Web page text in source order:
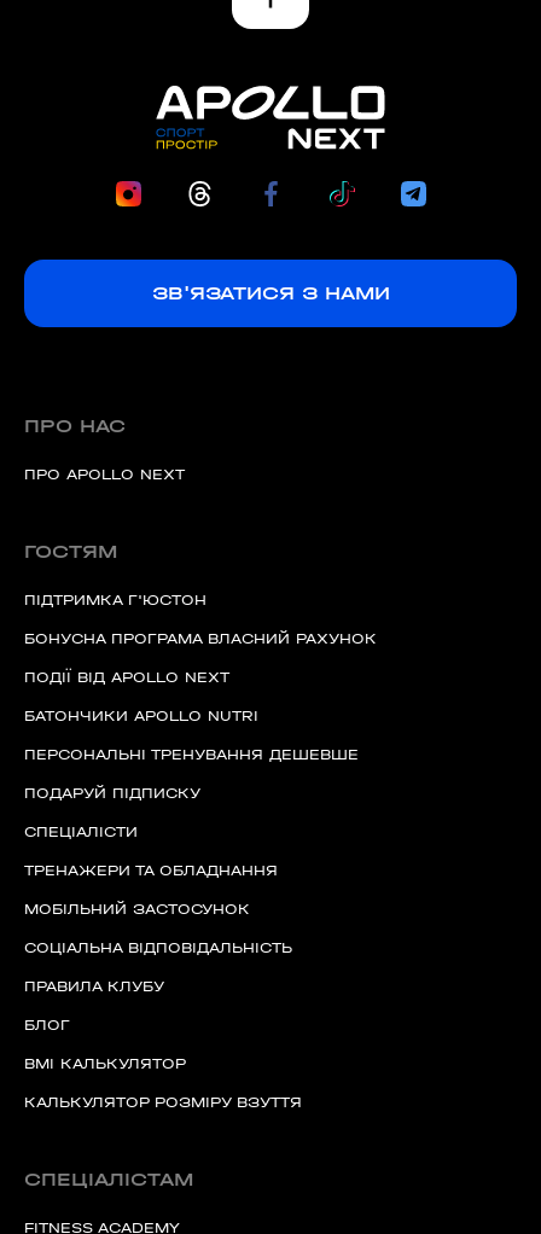
ЗВ'ЯЗАТИСЯ З НАМИ
ПРО НАС
ПРО APOLLO NEXT
ГОСТЯМ
ПІДТРИМКА Г'ЮСТОН
БОНУСНА ПРОГРАМА ВЛАСНИЙ РАХУНОК
ПОДІЇ ВІД APOLLO NEXT
БАТОНЧИКИ APOLLO NUTRI
ПЕРСОНАЛЬНІ ТРЕНУВАННЯ ДЕШЕВШЕ
ПОДАРУЙ ПІДПИСКУ
СПЕЦІАЛІСТИ
ТРЕНАЖЕРИ ТА ОБЛАДНАННЯ
МОБІЛЬНИЙ ЗАСТОСУНОК
СОЦІАЛЬНА ВІДПОВІДАЛЬНІСТЬ
ПРАВИЛА КЛУБУ
БЛОГ
BMI КАЛЬКУЛЯТОР
КАЛЬКУЛЯТОР РОЗМІРУ ВЗУТТЯ
СПЕЦІАЛІСТАМ
FITNESS ACADEMY